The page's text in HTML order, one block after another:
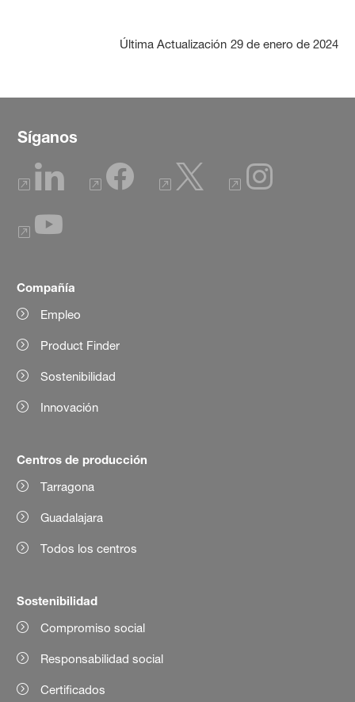
Última Actualización 29 de enero de 2024
Síganos
Compañía
Empleo
Product Finder
Sostenibilidad
Innovación
Centros de producción
Tarragona
Guadalajara
Todos los centros
Sostenibilidad
Compromiso social
Responsabilidad social
Certificados